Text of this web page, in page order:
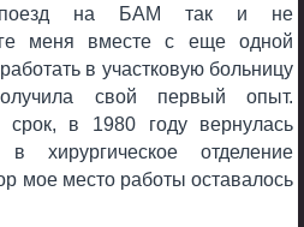
поезд на БАМ так и не
меня вместе с еще одной
в участковую больницу
свой первый опыт.
срок, в 1980 году вернулась
хирургическое отделение
мое место работы оставалось